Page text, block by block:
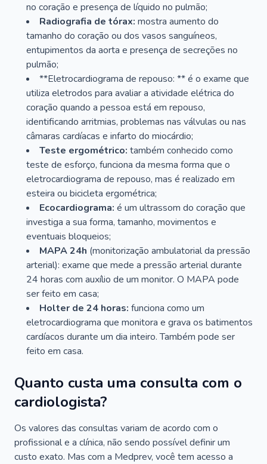
no coração e presença de líquido no pulmão;
Radiografia de tórax: mostra aumento do
tamanho do coração ou dos vasos sanguíneos,
entupimentos da aorta e presença de secreções no
pulmão;
**Eletrocardiograma de repouso: ** é o exame que
utiliza eletrodos para avaliar a atividade elétrica do
coração quando a pessoa está em repouso,
identificando arritmias, problemas nas válvulas ou nas
câmaras cardíacas e infarto do miocárdio;
Teste ergométrico: também conhecido como
teste de esforço, funciona da mesma forma que o
eletrocardiograma de repouso, mas é realizado em
esteira ou bicicleta ergométrica;
Ecocardiograma: é um ultrassom do coração que
investiga a sua forma, tamanho, movimentos e
eventuais bloqueios;
MAPA 24h (monitorização ambulatorial da pressão
arterial): exame que mede a pressão arterial durante
24 horas com auxílio de um monitor. O MAPA pode
ser feito em casa;
Holter de 24 horas: funciona como um
eletrocardiograma que monitora e grava os batimentos
cardíacos durante um dia inteiro. Também pode ser
feito em casa.
Quanto custa uma consulta com o
cardiologista?
Os valores das consultas variam de acordo com o
profissional e a clínica, não sendo possível definir um
custo exato. Mas com a Medprev, você tem acesso a